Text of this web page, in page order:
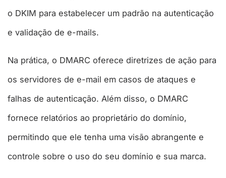
o DKIM para estabelecer um padrão na autenticação
e validação de e-mails.
Na prática, o DMARC oferece diretrizes de ação para
os servidores de e-mail em casos de ataques e
falhas de autenticação. Além disso, o DMARC
fornece relatórios ao proprietário do domínio,
permitindo que ele tenha uma visão abrangente e
controle sobre o uso do seu domínio e sua marca.